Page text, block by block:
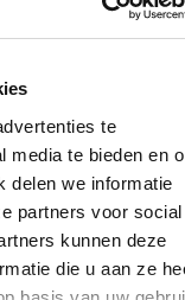
te
media te bieden en
delen we informatie
partners voor social
kunnen deze
die u aan ze
Hilde
pilootproject
in de Vlaamse
internationaal
zorg.
in